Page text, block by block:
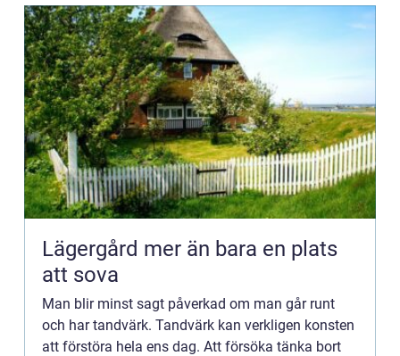
Lägergård mer än bara en plats
att sova
Man blir minst sagt påverkad om man går runt
och har tandvärk. Tandvärk kan verkligen konsten
att förstöra hela ens dag. Att försöka tänka bort